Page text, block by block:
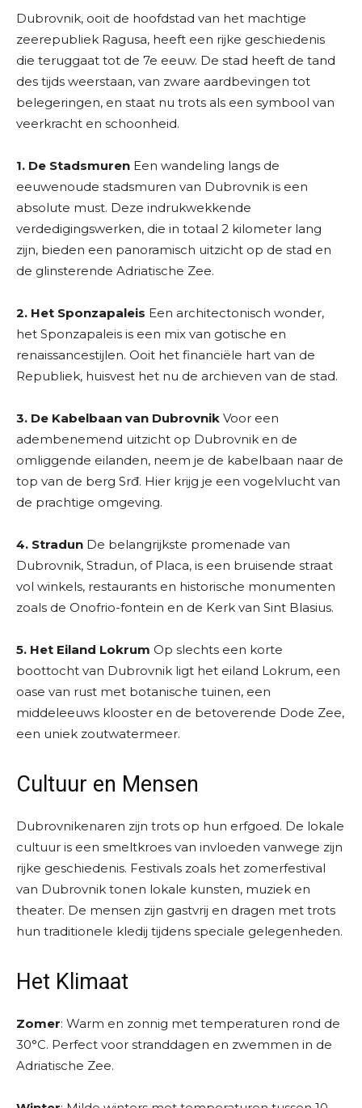
Dubrovnik, ooit de hoofdstad van het machtige
zeerepubliek Ragusa, heeft een rijke geschiedenis
die teruggaat tot de 7e eeuw. De stad heeft de tand
des tijds weerstaan, van zware aardbevingen tot
belegeringen, en staat nu trots als een symbool van
veerkracht en schoonheid.
1. De Stadsmuren Een wandeling langs de
eeuwenoude stadsmuren van Dubrovnik is een
absolute must. Deze indrukwekkende
verdedigingswerken, die in totaal 2 kilometer lang
zijn, bieden een panoramisch uitzicht op de stad en
de glinsterende Adriatische Zee.
2. Het Sponzapaleis Een architectonisch wonder,
het Sponzapaleis is een mix van gotische en
renaissancestijlen. Ooit het financiële hart van de
Republiek, huisvest het nu de archieven van de stad.
3. De Kabelbaan van Dubrovnik Voor een
adembenemend uitzicht op Dubrovnik en de
omliggende eilanden, neem je de kabelbaan naar de
top van de berg Srđ. Hier krijg je een vogelvlucht van
de prachtige omgeving.
4. Stradun De belangrijkste promenade van
Dubrovnik, Stradun, of Placa, is een bruisende straat
vol winkels, restaurants en historische monumenten
zoals de Onofrio-fontein en de Kerk van Sint Blasius.
5. Het Eiland Lokrum Op slechts een korte
boottocht van Dubrovnik ligt het eiland Lokrum, een
oase van rust met botanische tuinen, een
middeleeuws klooster en de betoverende Dode Zee,
een uniek zoutwatermeer.
Cultuur en Mensen
Dubrovnikenaren zijn trots op hun erfgoed. De lokale
cultuur is een smeltkroes van invloeden vanwege zijn
rijke geschiedenis. Festivals zoals het zomerfestival
van Dubrovnik tonen lokale kunsten, muziek en
theater. De mensen zijn gastvrij en dragen met trots
hun traditionele kledij tijdens speciale gelegenheden.
Het Klimaat
Zomer: Warm en zonnig met temperaturen rond de
30°C. Perfect voor stranddagen en zwemmen in de
Adriatische Zee.